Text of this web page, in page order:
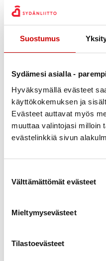
Suostumus
Sydämesi asialla -
Hyväksymällä evästeet
käyttökokemuksen ja
Evästeet auttavat myös
muuttaa valintojasi milloin
evästelinkkiä sivun
Välttämättömät evästeet
Mieltymysevästeet
Tilastoevästeet
sisältävä ruokavalio
Liiku säännöllisesti ja
annoksen voi koostaa
Kolme vinkkiä
1 Arvosta itseäsi.
Hyvä esihenkilö
sama pätee itseesi.
stressiä ja edistää
2 Ole tietoinen arvoistasi.
arjen teoissa,
3 Tunne terveysarvosi.